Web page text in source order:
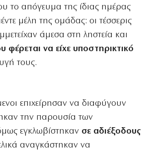
το απόγευμα της ίδιας ημέρας
μέλη της ομάδας: οι τέσσερις
άμεσα στη ληστεία και
φέρεται να είχε υποστηρικτικό
τους.
επιχείρησαν να διαφύγουν
την παρουσία των
εγκλωβίστηκαν σε αδιέξοδους
αναγκάστηκαν να